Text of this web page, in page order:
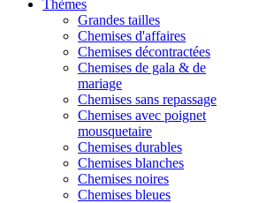
Thèmes
Grandes tailles
Chemises d'affaires
Chemises décontractées
Chemises de gala & de
mariage
Chemises sans repassage
Chemises avec poignet
mousquetaire
Chemises durables
Chemises blanches
Chemises noires
Chemises bleues